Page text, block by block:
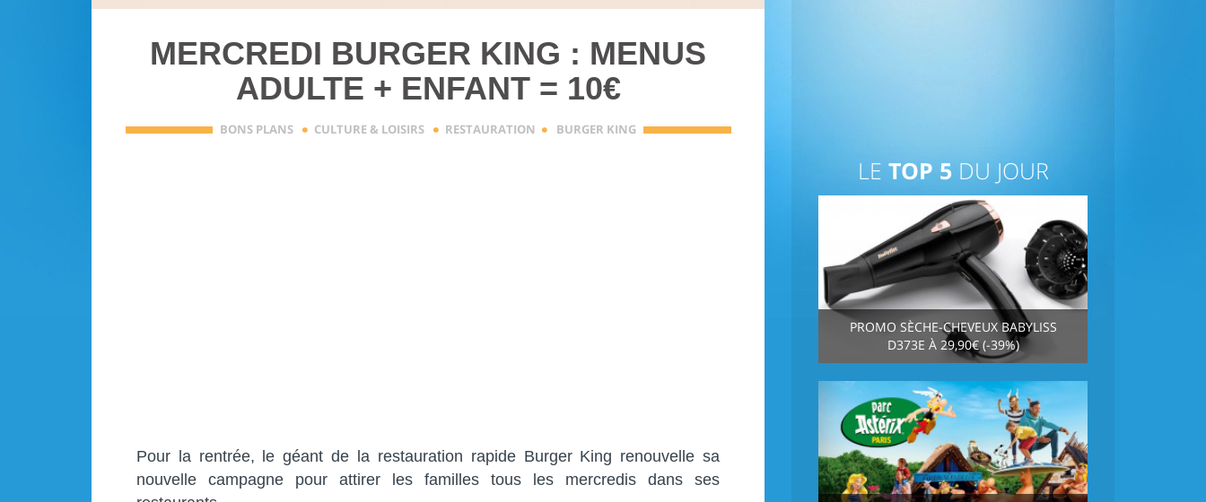
MERCREDI BURGER KING : MENUS
ADULTE + ENFANT = 10€
BONS PLANS · CULTURE & LOISIRS · RESTAURATION · BURGER KING
Pour la rentrée, le géant de la restauration rapide Burger King renouvelle sa
nouvelle campagne pour attirer les familles tous les mercredis dans ses
LE TOP 5 DU JOUR
PROMO SÈCHE-CHEVEUX BABYLISS
D373E À 29,90€ (-39%)